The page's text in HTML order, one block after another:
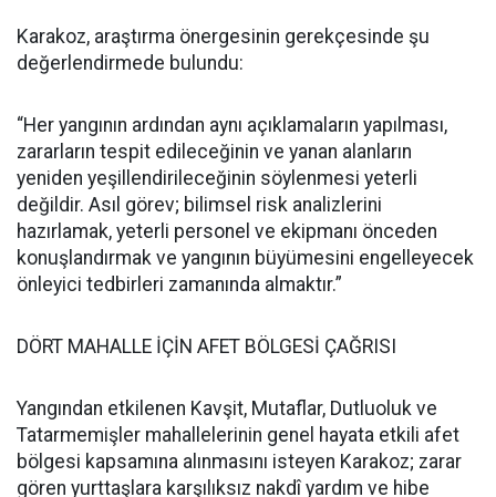
Karakoz, araştırma önergesinin gerekçesinde şu
değerlendirmede bulundu:
“Her yangının ardından aynı açıklamaların yapılması,
zararların tespit edileceğinin ve yanan alanların
yeniden yeşillendirileceğinin söylenmesi yeterli
değildir. Asıl görev; bilimsel risk analizlerini
hazırlamak, yeterli personel ve ekipmanı önceden
konuşlandırmak ve yangının büyümesini engelleyecek
önleyici tedbirleri zamanında almaktır.”
DÖRT MAHALLE İÇİN AFET BÖLGESİ ÇAĞRISI
Yangından etkilenen Kavşit, Mutaflar, Dutluoluk ve
Tatarmemişler mahallelerinin genel hayata etkili afet
bölgesi kapsamına alınmasını isteyen Karakoz; zarar
gören yurttaşlara karşılıksız nakdî yardım ve hibe